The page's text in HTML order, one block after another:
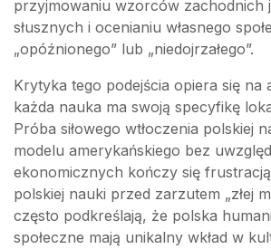
przyjmowaniu wzorców zachodnich
słusznych i ocenianiu własnego
„opóźnionego” lub „niedojrzałego”.
Krytyka tego podejścia opiera się na
każda nauka ma swoją specyfikę
Próba siłowego wtłoczenia polskiej
modelu amerykańskiego bez
ekonomicznych kończy się
polskiej nauki przed zarzutem „złej
często podkreślają, że polska
społeczne mają unikalny wkład w